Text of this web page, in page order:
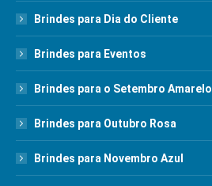
Brindes para Dia do Cliente
Brindes para Eventos
Brindes para o Setembro Amarelo
Brindes para Outubro Rosa
Brindes para Novembro Azul